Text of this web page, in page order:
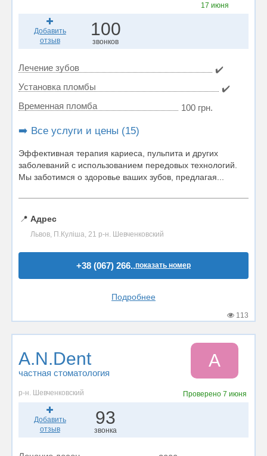
17 июня
Добавить
отзыв
100
звонков
Лечение зубов
✔️
Установка пломбы
✔️
Временная пломба
100 грн.
➡️ Все услуги и цены (15)
Эффективная терапия кариеса, пульпита и других
заболеваний с использованием передовых технологий.
Мы заботимся о здоровье ваших зубов, предлагая...
📍 Адрес
Львов, П.Куліша, 21 р-н. Шевченковский
+38 (067) 266..показать номер
Подробнее
113
A.N.Dent
частная стоматология
A
р-н. Шевченковский Проверено 7 июня
Добавить
отзыв
93
звонка